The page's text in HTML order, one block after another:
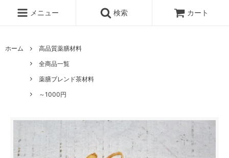
メニュー 検索 カート
ホーム
高品質薬膳材料
全商品一覧
薬膳ブレンド茶材料
～1000円